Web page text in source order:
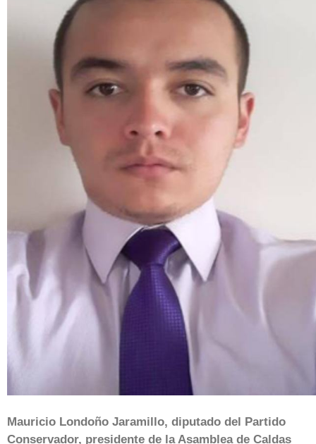
Mauricio Londoño Jaramillo, diputado del Partido
Conservador, presidente de la Asamblea de Caldas